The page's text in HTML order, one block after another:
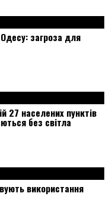
Одесу: загроза для
27 населених пунктів
без світла
використання